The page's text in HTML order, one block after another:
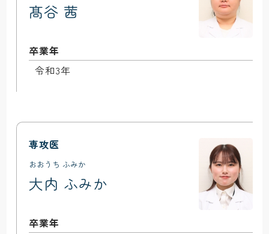
髙谷 茜
卒業年
令和3年
専攻医
おおうち ふみか
大内 ふみか
卒業年